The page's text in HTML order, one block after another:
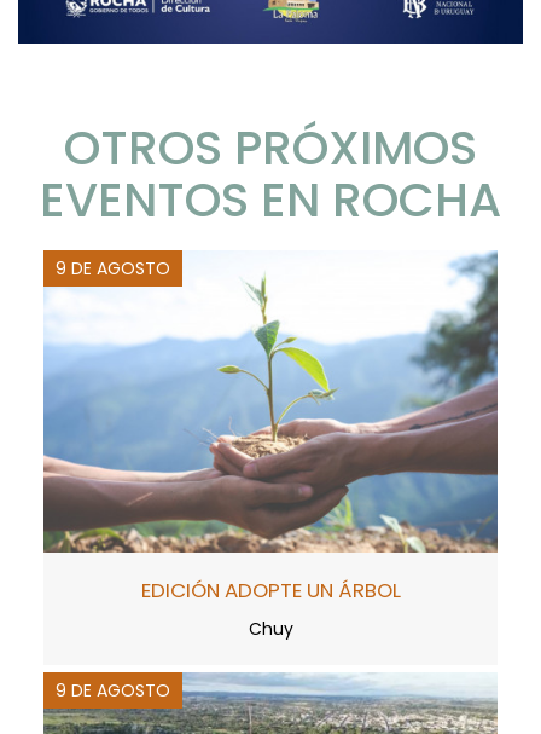
OTROS PRÓXIMOS
EVENTOS EN ROCHA
9 DE AGOSTO
EDICIÓN ADOPTE UN ÁRBOL
Chuy
9 DE AGOSTO